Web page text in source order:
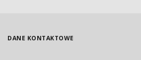
DANE KONTAKTOWE